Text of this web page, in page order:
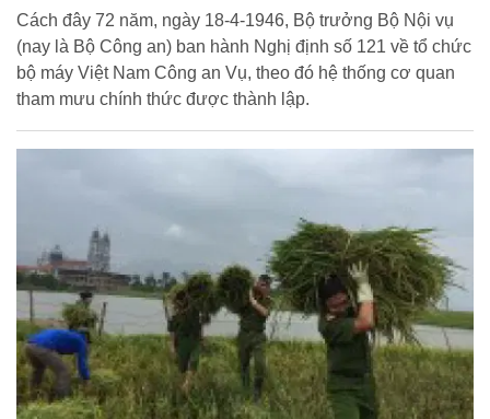
Cách đây 72 năm, ngày 18-4-1946, Bộ trưởng Bộ Nội vụ
(nay là Bộ Công an) ban hành Nghị định số 121 về tổ chức
bộ máy Việt Nam Công an Vụ, theo đó hệ thống cơ quan
tham mưu chính thức được thành lập.